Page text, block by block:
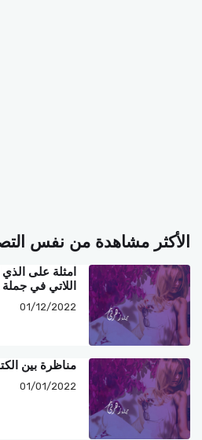
الأكثر مشاهدة من نفس
امثلة على الذي
اللاتي في
01/12/2022
مناظرة بين
01/01/2022